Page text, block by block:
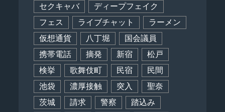
セクキャバ
ディープフェイク
フェス
ライブチャット
ラーメン
仮想通貨
八丁堀
国会議員
携帯電話
摘発 新宿
松戸
検挙
歌舞伎町 民宿
民間
池袋
濃厚接触 突入
聖奈
茨城
請求 警察
踏込み